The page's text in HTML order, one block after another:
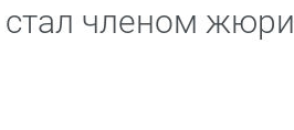
членом жюри